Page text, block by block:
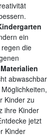
ein
regen die
abwaschbar
Kinder zu
ihre Kinder
jetzt
Kinder